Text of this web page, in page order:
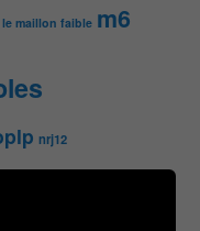
le maillon faible m6
nrj12
tf1